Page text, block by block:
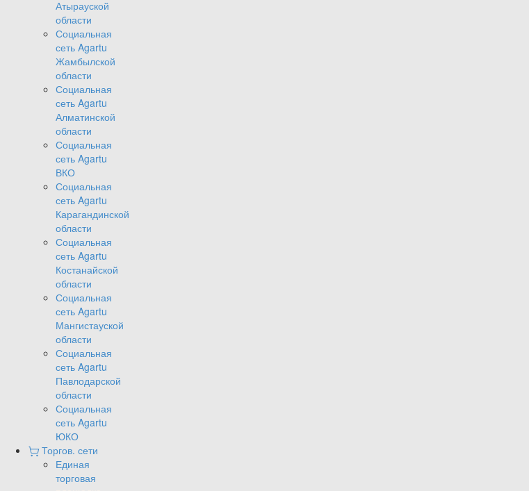
Атырауской
области
Социальная
сеть Agartu
Жамбылской
области
Социальная
сеть Agartu
Алматинской
области
Социальная
сеть Agartu
ВКО
Социальная
сеть Agartu
Карагандинской
области
Социальная
сеть Agartu
Костанайской
области
Социальная
сеть Agartu
Мангистауской
области
Социальная
сеть Agartu
Павлодарской
области
Социальная
сеть Agartu
ЮКО
Торгов. сети
Единая
торговая